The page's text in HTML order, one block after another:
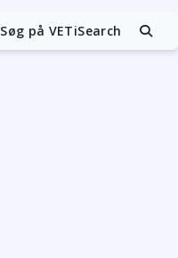
Søg på VETiSearch